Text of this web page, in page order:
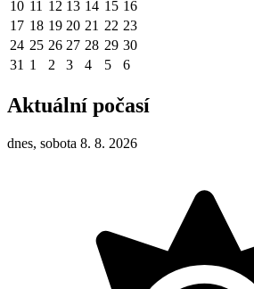
10 11 12 13 14 15 16
17 18 19 20 21 22 23
24 25 26 27 28 29 30
31 1 2 3 4 5 6
Aktuální počasí
dnes, sobota 8. 8. 2026